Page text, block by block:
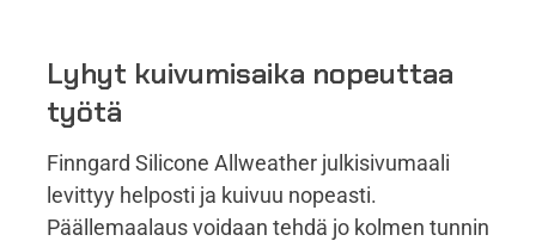
Lyhyt kuivumisaika nopeuttaa
työtä
Finngard Silicone Allweather julkisivumaali
levittyy helposti ja kuivuu nopeasti.
Päällemaalaus voidaan tehdä jo kolmen tunnin